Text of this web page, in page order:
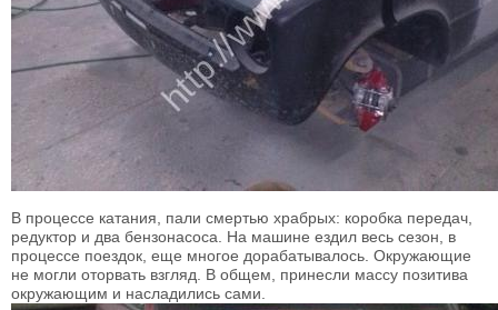
В процессе катания, пали смертью храбрых: коробка передач,
редуктор и два бензонасоса. На машине ездил весь сезон, в
процессе поездок, еще многое дорабатывалось. Окружающие
не могли оторвать взгляд. В общем, принесли массу позитива
окружающим и насладились сами.